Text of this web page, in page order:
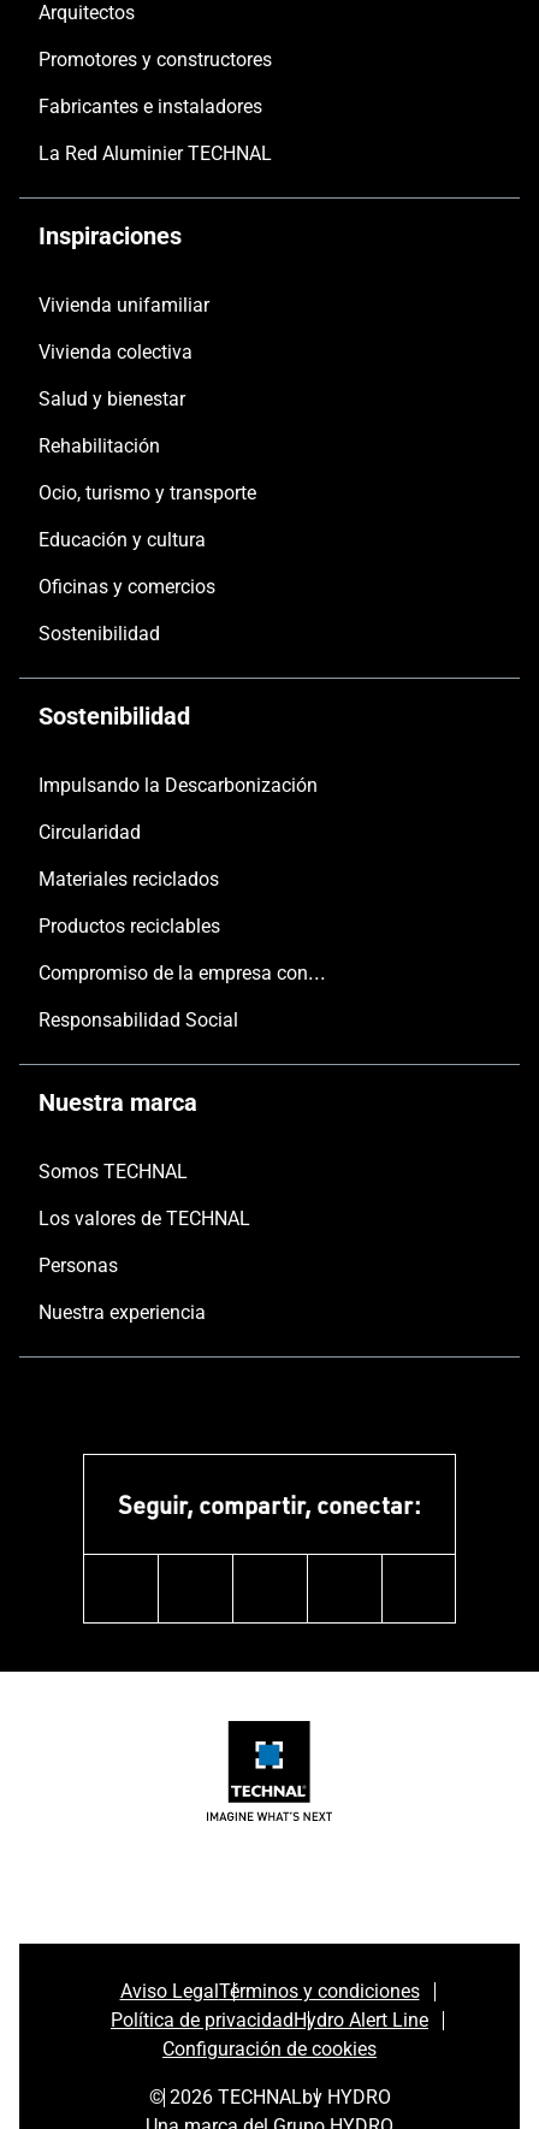
Arquitectos
Promotores y constructores
Fabricantes e instaladores
La Red Aluminier TECHNAL
Inspiraciones
Vivienda unifamiliar
Vivienda colectiva
Salud y bienestar
Rehabilitación
Ocio, turismo y transporte
Educación y cultura
Oficinas y comercios
Sostenibilidad
Sostenibilidad
Impulsando la Descarbonización
Circularidad
Materiales reciclados
Productos reciclables
Compromiso de la empresa con las personas y el planeta
Responsabilidad Social
Nuestra marca
Somos TECHNAL
Los valores de TECHNAL
Personas
Nuestra experiencia
Seguir, compartir, conectar:
Aviso LegalTérminos y condiciones
Política de privacidadHydro Alert Line
Configuración de cookies
© 2026 TECHNALby HYDRO